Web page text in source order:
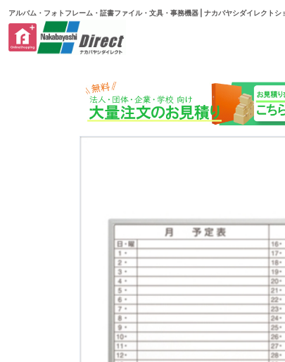
アルバム・フォトフレーム・証書ファイル・文具・事務機器 | ナカバヤシダイレクトシ